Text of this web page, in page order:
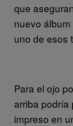
que
nuevo
uno de esos
Para el ojo
arriba podría
impreso en